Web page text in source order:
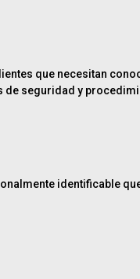
que necesitan
seguridad y
identificable